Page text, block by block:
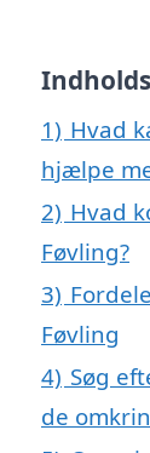
1) Hvad
hjælpe
2) Hvad
Føvling?
3)
Føvling
4) Søg
de